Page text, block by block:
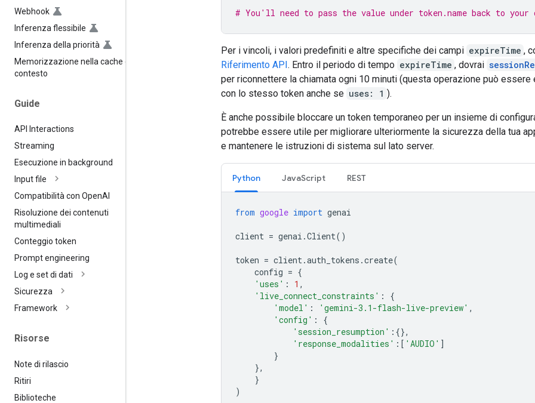
Webhook
Inferenza flessibile
Inferenza della priorità
Memorizzazione nella cache del
contesto
Guide
API Interactions
Streaming
Esecuzione in background
Input file
Compatibilità con OpenAI
Risoluzione dei contenuti
multimediali
Conteggio token
Prompt engineering
Log e set di dati
Sicurezza
Framework
Risorse
Note di rilascio
Ritiri
Biblioteche
# You'll need to pass the value under token.name back to
Per i vincoli, i valori predefiniti e altre specifiche dei campi expireTime ,
Riferimento API. Entro il periodo di tempo expireTime , dovrai
per riconnettere la chiamata ogni 10 minuti (questa operazione può essere
con lo stesso token anche se uses: 1 ).
È anche possibile bloccare un token temporaneo per un insieme di
potrebbe essere utile per migliorare ulteriormente la sicurezza della tua
e mantenere le istruzioni di sistema sul lato server.
Python JavaScript REST
from google import genai
client = genai .Client()
token = client .auth_tokens .create(
config = {
'uses' : 1 ,
'live_connect_constraints' :
{
'model' : 'gemini-3.1-flash-live-preview' ,
'config' :
{
'session_resumption' :{},
'response_modalities' :[ 'AUDIO' ]
}
},
}
)